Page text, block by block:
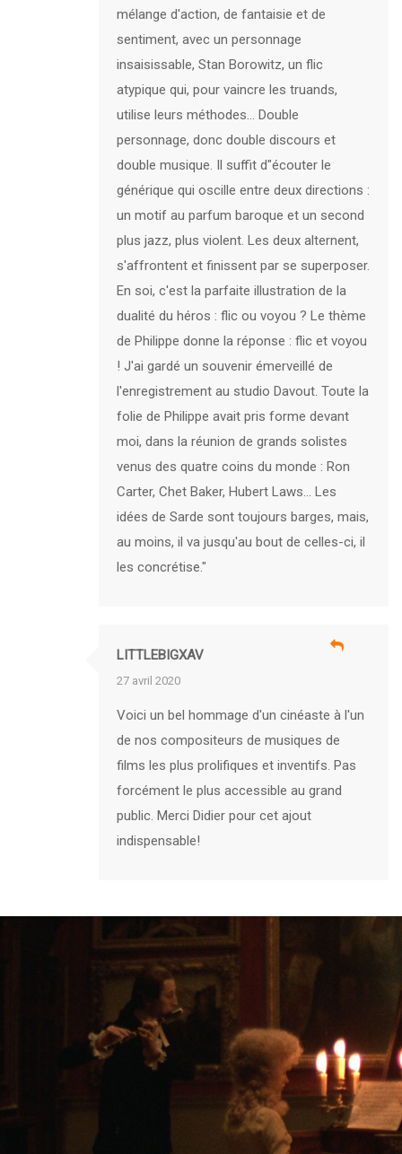
mélange d'action, de fantaisie et de
sentiment, avec un personnage
insaisissable, Stan Borowitz, un flic
atypique qui, pour vaincre les truands,
utilise leurs méthodes... Double
personnage, donc double discours et
double musique. Il suffit d"écouter le
générique qui oscille entre deux directions :
un motif au parfum baroque et un second
plus jazz, plus violent. Les deux alternent,
s'affrontent et finissent par se superposer.
En soi, c'est la parfaite illustration de la
dualité du héros : flic ou voyou ? Le thème
de Philippe donne la réponse : flic et voyou
! J'ai gardé un souvenir émerveillé de
l'enregistrement au studio Davout. Toute la
folie de Philippe avait pris forme devant
moi, dans la réunion de grands solistes
venus des quatre coins du monde : Ron
Carter, Chet Baker, Hubert Laws... Les
idées de Sarde sont toujours barges, mais,
au moins, il va jusqu'au bout de celles-ci, il
les concrétise."
LITTLEBIGXAV
27 avril 2020
Voici un bel hommage d'un cinéaste à l'un
de nos compositeurs de musiques de
films les plus prolifiques et inventifs. Pas
forcément le plus accessible au grand
public. Merci Didier pour cet ajout
indispensable!